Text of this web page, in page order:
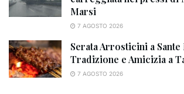
Marsi
7 AGOSTO 2026
Serata Arrosticini a
Tradizione e Amicizia a
7 AGOSTO 2026